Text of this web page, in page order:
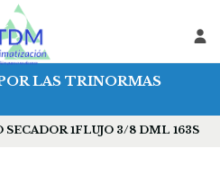
LAS TRINORMAS
1FLUJO 3/8 DML 163S